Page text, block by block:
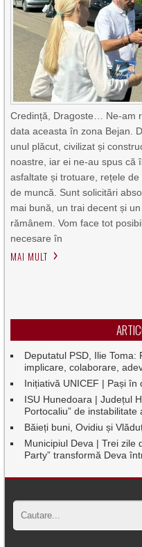
Credință, Dragoste… Ne-am
data aceasta în zona Bejan.
unul plăcut, civilizat și
noastre, iar ei ne-au spus că
asfaltate și trotuare, rețele
de muncă. Sunt solicitări
mai bună, un trai decent și
rămânem. Vom face tot
necesare în
MAI MULT
Deputatul PSD, Ilie Toma:
implicare, colaborare,
Inițiativă UNICEF | Pași
ISU Hunedoara | Județul
Portocaliu” de
Băieți buni, Ovidiu și
Municipiul Deva | Trei zile
Party” transformă Deva